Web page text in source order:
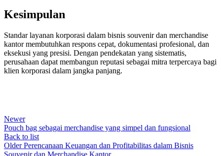
Kesimpulan
Standar layanan korporasi dalam bisnis souvenir dan merchandise
kantor membutuhkan respons cepat, dokumentasi profesional, dan
eksekusi yang presisi. Dengan pendekatan yang sistematis,
perusahaan dapat membangun reputasi sebagai mitra terpercaya bagi
klien korporasi dalam jangka panjang.
Newer
Pouch bag sebagai merchandise yang simpel dan fungsional
Back to list
Older Perencanaan Keuangan dan Profitabilitas dalam Bisnis
Souvenir dan Merchandise Kantor